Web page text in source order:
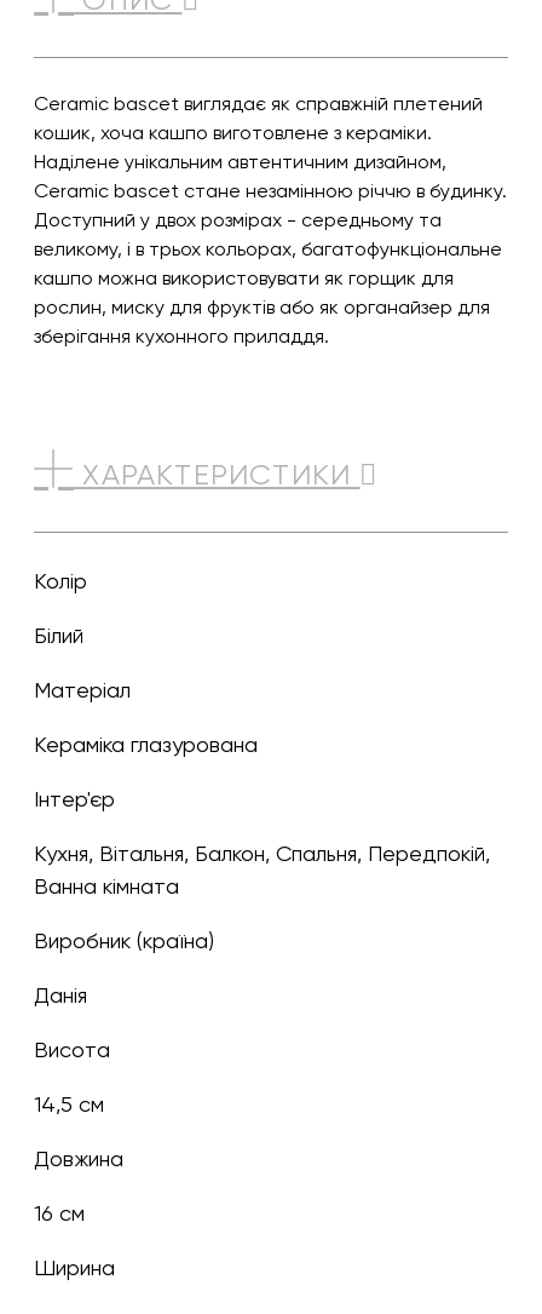
Ceramic bascet виглядає як справжній плетений
кошик, хоча кашпо виготовлене з кераміки.
Наділене унікальним автентичним дизайном,
Ceramic bascet стане незамінною річчю в будинку.
Доступний у двох розмірах - середньому та
великому, і в трьох кольорах, багатофункціональне
кашпо можна використовувати як горщик для
рослин, миску для фруктів або як органайзер для
зберігання кухонного приладдя.
ХАРАКТЕРИСТИКИ
Колір
білий
Матеріал
Кераміка глазурована
Інтер'єр
Кухня, Вітальня, Балкон, Спальня, Передпокій,
Ванна кімната
Виробник (країна)
Данія
Висота
14,5 см
Довжина
16 см
Ширина